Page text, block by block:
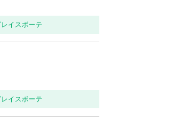
イスボーテ
イスボーテ